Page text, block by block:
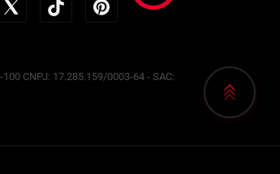
CNPJ: 17.285.159/0003-64 - SAC: